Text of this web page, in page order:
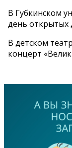
В Губкинском
день открытых
В детском
концерт